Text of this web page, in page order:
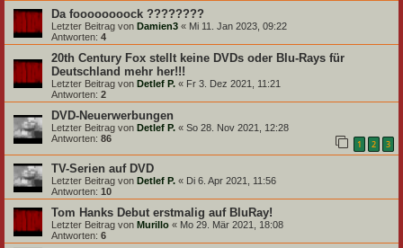
Da foooooooock ????????
Letzter Beitrag von Damien3 « Mi 11. Jan 2023, 09:22
Antworten: 4
20th Century Fox stellt keine DVDs oder Blu-Rays für
Deutschland mehr her!!!
Letzter Beitrag von Detlef P. « Fr 3. Dez 2021, 11:21
Antworten: 2
DVD-Neuerwerbungen
Letzter Beitrag von Detlef P. « So 28. Nov 2021, 12:28
Antworten: 86 1 2 3
TV-Serien auf DVD
Letzter Beitrag von Detlef P. « Di 6. Apr 2021, 11:56
Antworten: 10
Tom Hanks Debut erstmalig auf BluRay!
Letzter Beitrag von Murillo « Mo 29. Mär 2021, 18:08
Antworten: 6